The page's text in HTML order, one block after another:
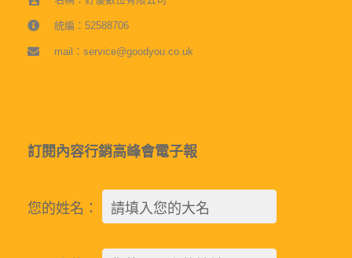
統編：52588706
mail：service@goodyou.co.uk
訂閱內容行銷高峰會電子報
您的姓名：